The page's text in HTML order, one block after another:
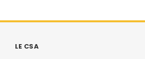
LE CSA